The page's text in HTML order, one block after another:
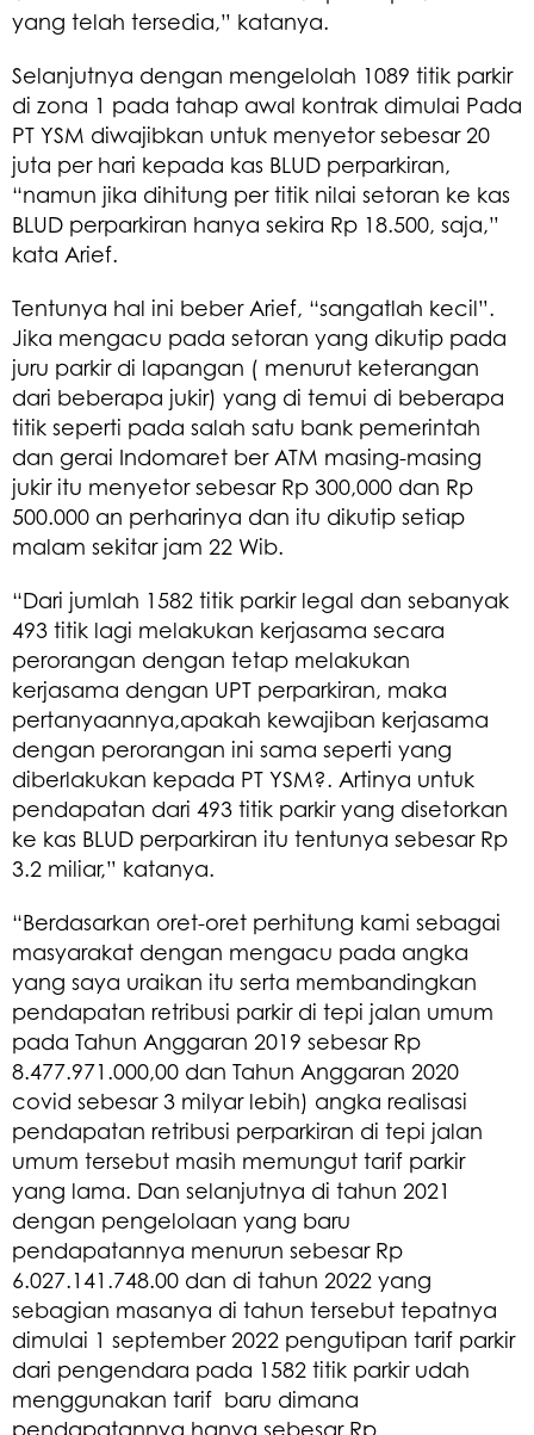
yang telah tersedia,” katanya.
Selanjutnya dengan mengelolah 1089 titik parkir
di zona 1 pada tahap awal kontrak dimulai Pada
PT YSM diwajibkan untuk menyetor sebesar 20
juta per hari kepada kas BLUD perparkiran,
“namun jika dihitung per titik nilai setoran ke kas
BLUD perparkiran hanya sekira Rp 18.500, saja,”
kata Arief.
Tentunya hal ini beber Arief, “sangatlah kecil”.
Jika mengacu pada setoran yang dikutip pada
juru parkir di lapangan ( menurut keterangan
dari beberapa jukir) yang di temui di beberapa
titik seperti pada salah satu bank pemerintah
dan gerai Indomaret ber ATM masing-masing
jukir itu menyetor sebesar Rp 300,000 dan Rp
500.000 an perharinya dan itu dikutip setiap
malam sekitar jam 22 Wib.
“Dari jumlah 1582 titik parkir legal dan sebanyak
493 titik lagi melakukan kerjasama secara
perorangan dengan tetap melakukan
kerjasama dengan UPT perparkiran, maka
pertanyaannya,apakah kewajiban kerjasama
dengan perorangan ini sama seperti yang
diberlakukan kepada PT YSM?. Artinya untuk
pendapatan dari 493 titik parkir yang disetorkan
ke kas BLUD perparkiran itu tentunya sebesar Rp
3.2 miliar,” katanya.
“Berdasarkan oret-oret perhitung kami sebagai
masyarakat dengan mengacu pada angka
yang saya uraikan itu serta membandingkan
pendapatan retribusi parkir di tepi jalan umum
pada Tahun Anggaran 2019 sebesar Rp
8.477.971.000,00 dan Tahun Anggaran 2020
covid sebesar 3 milyar lebih) angka realisasi
pendapatan retribusi perparkiran di tepi jalan
umum tersebut masih memungut tarif parkir
yang lama. Dan selanjutnya di tahun 2021
dengan pengelolaan yang baru
pendapatannya menurun sebesar Rp
6.027.141.748.00 dan di tahun 2022 yang
sebagian masanya di tahun tersebut tepatnya
dimulai 1 september 2022 pengutipan tarif parkir
dari pengendara pada 1582 titik parkir udah
menggunakan tarif baru dimana
pendapatannya hanya sebesar Rp